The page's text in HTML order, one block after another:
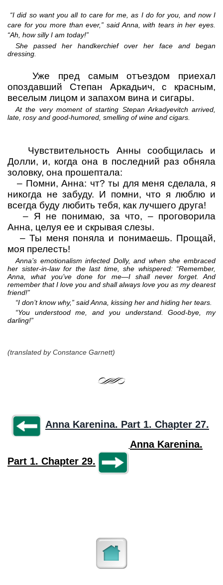
“I did so want you all to care for me, as I do for you, and now I
care for you more than ever,” said Anna, with tears in her eyes.
“Ah, how silly I am today!”
She passed her handkerchief over her face and began
dressing.
Уже пред самым отъездом приехал
опоздавший Степан Аркадьич, с красным,
веселым лицом и запахом вина и сигары.
At the very moment of starting Stepan Arkadyevitch arrived,
late, rosy and good-humored, smelling of wine and cigars.
Чувствительность Анны сообщилась и
Долли, и, когда она в последний раз обняла
золовку, она прошептала:
– Помни, Анна: чт? ты для меня сделала, я
никогда не забуду. И помни, что я люблю и
всегда буду любить тебя, как лучшего друга!
– Я не понимаю, за что, – проговорила
Анна, целуя ее и скрывая слезы.
– Ты меня поняла и понимаешь. Прощай,
моя прелесть!
Anna’s emotionalism infected Dolly, and when she embraced
her sister-in-law for the last time, she whispered: “Remember,
Anna, what you’ve done for me—I shall never forget. And
remember that I love you and shall always love you as my dearest
friend!”
“I don’t know why,” said Anna, kissing her and hiding her tears.
“You understood me, and you understand. Good-bye, my
darling!”
(translated by Constance Garnett)
Anna Karenina. Part 1. Chapter 27.
Anna Karenina.
Part 1. Chapter 29.